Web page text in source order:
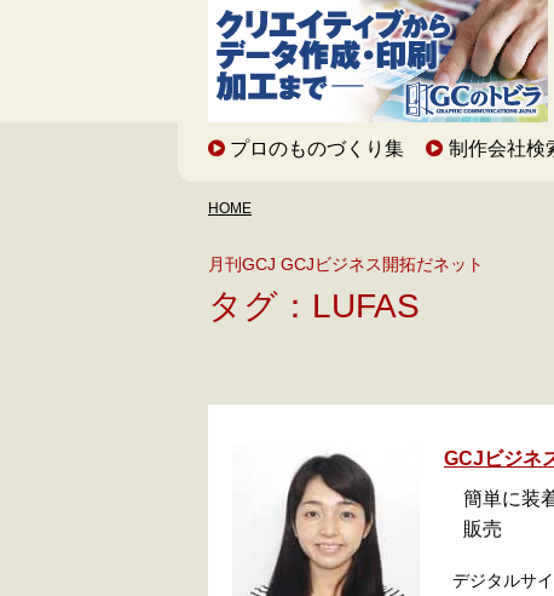
プロのものづくり集 制作会社検
HOME
月刊GCJ GCJビジネス開拓だネット
タグ：LUFAS
GCJビジネ
簡単に装
販売
デジタルサ